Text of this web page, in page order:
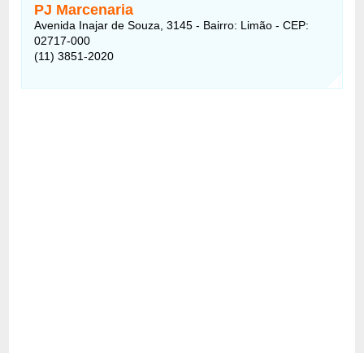
PJ Marcenaria
Avenida Inajar de Souza, 3145 - Bairro: Limão - CEP:
02717-000
(11) 3851-2020